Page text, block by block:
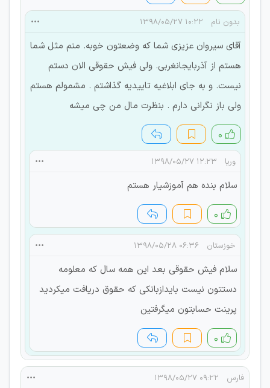
بدون نام ۱۰:۲۲ ۱۳۹۸/۰۵/۲۷
آقای سیروان عزیزی شما که وضعتون خوبه. منم مثل شما
هستم از آذربایجانغربی. ولی فیش حقوقی الان دستم
نیست. و به جای ابلاغیه تاییدیه گذاشتم . مشمولم هستم
ولی باز نگرانی دارم . بنظرت مال من چی میشه
۰
وریا ۱۲:۲۳ ۱۳۹۸/۰۵/۲۷
سلام بنده هم آموزشیار هستم
۰
خوزستان ۰۶:۳۶ ۱۳۹۸/۰۵/۲۸
سلام فیش حقوقی بعد این همه سال که معلومه
دستتون نیست بایدازبانکی که حقوق دریافت میکردید
پرینت حسابتون میگرفتین
۰
فارس ۰۹:۲۲ ۱۳۹۸/۰۵/۲۷